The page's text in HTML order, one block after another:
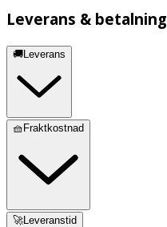
Leverans & betalning
🚚Leverans
🧺Fraktkostnad
🚀Leveranstid